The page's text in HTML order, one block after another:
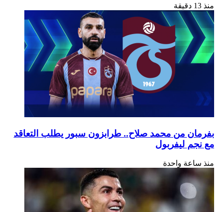
منذ 13 دقيقة
بفرمان من محمد صلاح.. طرابزون سبور يطلب التعاقد
مع نجم ليفربول
منذ ساعة واحدة